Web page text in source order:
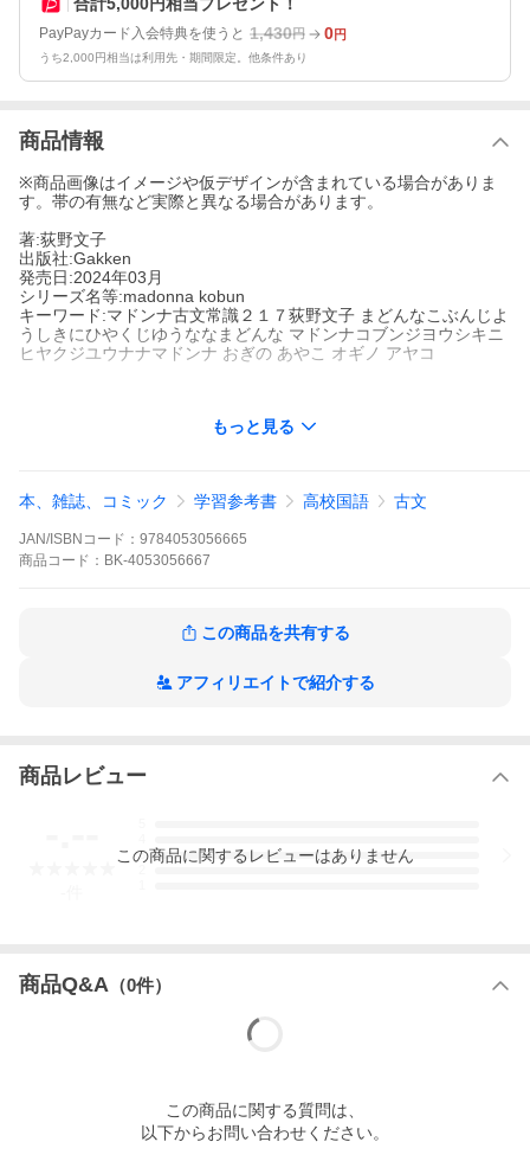
PayPayカード入会特典を使うと 1,430円 0円
うち2,000円相当は利用先・期間限定。他条件あり
商品情報
※商品画像はイメージや仮デザインが含まれている場合がありま
す。帯の有無など実際と異なる場合があります。
著:荻野文子
出版社:Gakken
発売日:2024年03月
シリーズ名等:madonna kobun
キーワード:マドンナ古文常識２１７荻野文子 まどんなこぶんじよ
うしきにひやくじゆうななまどんな マドンナコブンジヨウシキニ
ヒヤクジユウナナマドンナ おぎの あやこ オギノ アヤコ
【圧倒的ベストセラー参考書が、パーフェクトに大改訂！】
シリーズ累計４５０万部を突破！ 大学受験参考書の大ベストセラ
ーが、さらに使いやすく、パーフェクト版として登場。入試の必
須の「古文常識」を知らないと０点！？ オールカラー＆豊富な図
■合否を決める頻出用語集！「古文常識」の大定番
と文法も単語も使いこなせません。つまり、古文常識は「文法」
入試古文に必要な知識を厳選、カラーイラストや漫画を織り交ぜ
スマホでできる暗記アプリつき。スキマ時間を活用してしっかり
第3章 宮中で働く男たち・女たち
第5章 服装と調度品・乗物
もっと見る
本、雑誌、コミック 学習参考書 高校国語 古文
JAN/ISBNコード： 9784053056665
商品 コード： BK-4053056667
この商品を共有する
アフィリエイトで紹介する
商品レビュー
3
この商品に関するレビューはありません
商品Q&A （0件）
この商品に関する質問は、
以下からお問い合わせください。